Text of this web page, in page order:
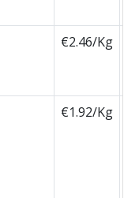
€2.46/Kg
€1.92/Kg